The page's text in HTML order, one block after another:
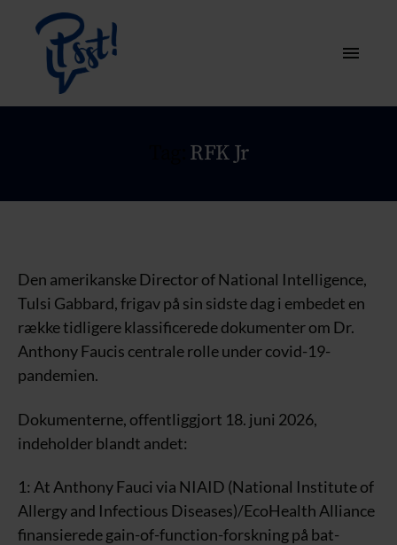
RFK Jr
Den amerikanske Director of National Intelligence,
Tulsi Gabbard, frigav på sin sidste dag i embedet en
række tidligere klassificerede dokumenter om Dr.
Anthony Faucis centrale rolle under covid-19-
pandemien.
Dokumenterne, offentliggjort 18. juni 2026,
indeholder blandt andet:
1: At Anthony Fauci via NIAID (National Institute of
Allergy and Infectious Diseases)/EcoHealth Alliance
finansierede gain-of-function-forskning på bat-